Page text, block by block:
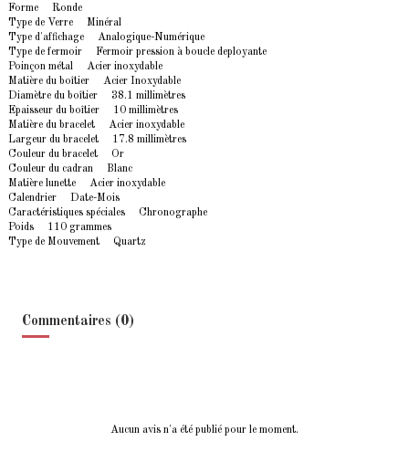
Forme Ronde
Type de Verre Minéral
Type d'affichage Analogique-Numérique
Type de fermoir Fermoir pression à boucle deployante
Poinçon métal Acier inoxydable
Matière du boîtier Acier Inoxydable
Diamètre du boîtier 38.1 millimètres
Epaisseur du boîtier 10 millimètres
Matière du bracelet Acier inoxydable
Largeur du bracelet 17.8 millimètres
Couleur du bracelet Or
Couleur du cadran Blanc
Matière lunette Acier inoxydable
Calendrier Date-Mois
Caractéristiques spéciales Chronographe
Poids 110 grammes
Type de Mouvement Quartz
Commentaires (0)
Aucun avis n'a été publié pour le moment.